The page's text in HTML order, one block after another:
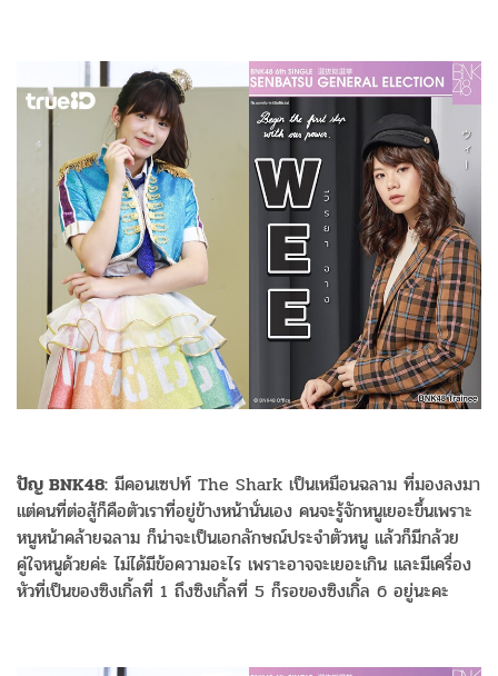
ปัญ BNK48: มีคอนเซปท์ The Shark เป็นเหมือนฉลาม ที่มองลงมา
แต่คนที่ต่อสู้ก็คือตัวเราที่อยู่ข้างหน้านั่นเอง คนจะรู้จักหนูเยอะขึ้นเพราะ
หนูหน้าคล้ายฉลาม ก็น่าจะเป็นเอกลักษณ์ประจำตัวหนู แล้วก็มีกล้วย
คู่ใจหนูด้วยค่ะ ไม่ได้มีข้อความอะไร เพราะอาจจะเยอะเกิน และมีเครื่อง
หัวที่เป็นของซิงเกิ้ลที่ 1 ถึงซิงเกิ้ลที่ 5 ก็รอของซิงเกิ้ล 6 อยู่นะคะ